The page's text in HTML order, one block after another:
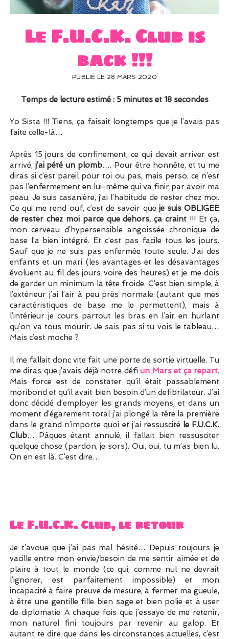
UN PEU DE DÉCO ?
Le F.U.C.K. Club is
back !!!
PUBLIÉ LE 28 MARS 2020
Temps de lecture estimé : 5 minutes et 18 secondes
Yo Sista !!! Tiens, ça faisait longtemps que je l’avais pas
faite celle-là…
Après 15 jours de confinement, ce qui devait arriver est
arrivé, j’ai pété un plomb…. Pour être honnête, et tu me
diras si c’est pareil pour toi ou pas, mais perso, ce n’est
pas l’enfermement en lui-même qui va finir par avoir ma
peau. Je suis casanière, j’ai l’habitude de rester chez moi.
Ce qui me rend ouf, c’est de savoir que je suis OBLIGEE
de rester chez moi parce que dehors, ça craint!!! Et ça,
mon cerveau d’hypersensible angoissée chronique de
base l’a bien intégré. Et c’est pas facile tous les jours.
Sauf que je ne suis pas enfermée toute seule. J’ai des
enfants et un mari (les avantages et les désavantages
évoluent au fil des jours voire des heures) et je me dois
de garder un minimum la tête froide. C’est bien simple, à
l’extérieur j’ai l’air à peu près normale (autant que mes
caractéristiques de base me le permettent), mais à
l’intérieur je cours partout les bras en l’air en hurlant
qu’on va tous mourir. Je sais pas si tu vois le tableau…
Mais c’est moche ?
Il me fallait donc vite fait une porte de sortie virtuelle. Tu
me diras que j’avais déjà notre défiun Mars et ça repart.
Mais force est de constater qu’il était passablement
moribond et qu’il avait bien besoin d’un defibrilateur. J’ai
donc décidé d’employer les grands moyens, et dans un
moment d’égarement total j’ai plongé la tête la première
dans le grand n’importe quoi et j’ai ressuscité le F.U.C.K.
Club… Pâques étant annulé, il fallait bien ressusciter
quelque chose (pardon, je sors). Oui, oui, tu m’as bien lu.
On en est là. C’est dire…
Le F.U.C.K. Club, le retour
Je t’avoue que j’ai pas mal hésité… Depuis toujours je
vacille entre mon envie/besoin de me sentir aimée et de
plaire à tout le monde (ce qui, comme nul ne devrait
l’ignorer, est parfaitement impossible) et mon
incapacité à faire preuve de mesure, à fermer ma gueule,
à être une gentille fille bien sage et bien polie et à user
de diplomatie. A chaque fois que j’essaye de me retenir,
mon naturel fini toujours par revenir au galop. Et
autant te dire que dans les circonstances actuelles, c’est